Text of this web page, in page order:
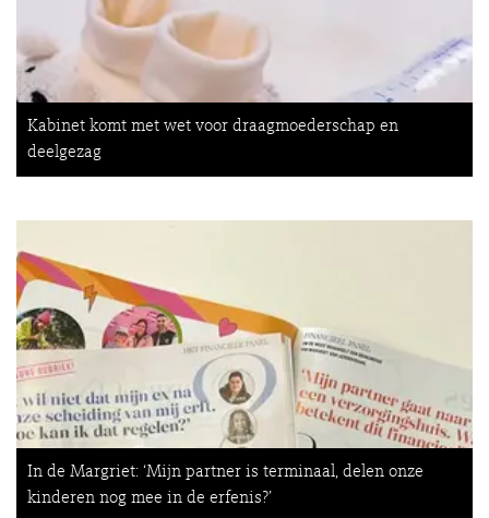
Kabinet komt met wet voor draagmoederschap en
deelgezag
In de Margriet: ‘Mijn partner is terminaal, delen onze
kinderen nog mee in de erfenis?’